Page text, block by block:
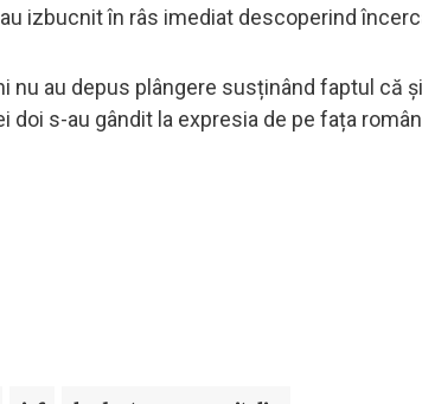
izbucnit în râs imediat descoperind
nu au depus plângere susținând faptul că
doi s-au gândit la expresia de pe fața